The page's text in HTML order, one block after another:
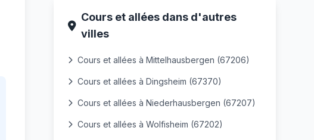
Cours et allées dans d'autres
villes
Cours et allées à Mittelhausbergen (67206)
Cours et allées à Dingsheim (67370)
Cours et allées à Niederhausbergen (67207)
Cours et allées à Wolfisheim (67202)